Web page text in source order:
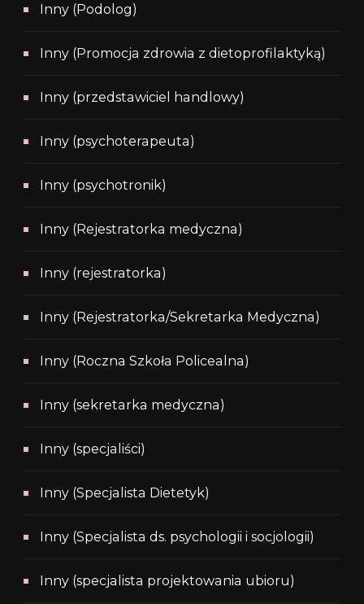
Inny (Podolog)
Inny (Promocja zdrowia z dietoprofilaktyką)
Inny (przedstawiciel handlowy)
Inny (psychoterapeuta)
Inny (psychotronik)
Inny (Rejestratorka medyczna)
Inny (rejestratorka)
Inny (Rejestratorka/Sekretarka Medyczna)
Inny (Roczna Szkoła Policealna)
Inny (sekretarka medyczna)
Inny (specjaliści)
Inny (Specjalista Dietetyk)
Inny (Specjalista ds. psychologii i socjologii)
Inny (specjalista projektowania ubioru)